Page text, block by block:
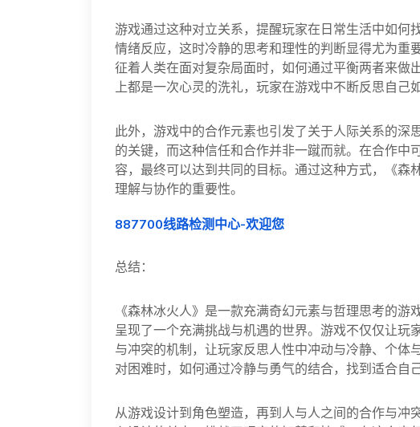
游戏通过这种对立关系，提醒玩家在日常生活中如何
情绪反应，这时冷静的思考和理性的判断显得尤为重
征着人类在面对复杂局面时，如何通过平衡两者来做
上都是一次心灵的洗礼，玩家在游戏中不断反思自己
此外，游戏中的合作元素也引发了关于人际关系的深
的关键，而这种信任和合作并非一蹴而就。在合作中
容，最终可以达到共同的目标。通过这种方式，《森
理解与协作的重要性。
887700线路检测中心-欢迎您
总结：
《森林冰火人》是一款充满奇幻元素与哲理思考的游
呈现了一个充满挑战与机遇的世界。游戏不仅仅让玩
与冲突的机制，让玩家反思人性中冲动与冷静、个体
对困难时，如何通过冷静与勇气的结合，找到适合自
从游戏设计到角色塑造，再到人与人之间的合作与冲